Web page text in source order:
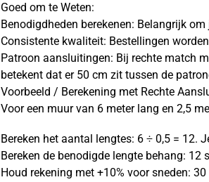
Goed om te Weten:
Benodigdheden berekenen: Belangrijk
Consistente kwaliteit: Bestellingen
Patroon aansluitingen: Bij rechte match
betekent dat er 50 cm zit tussen de
Voorbeeld / Berekening met Rechte
Voor een muur van 6 meter lang en 2,5
Bereken het aantal lengtes: 6 ÷ 0,5 = 12.
Bereken de benodigde lengte behang: 12
Houd rekening met +10% voor sneden: